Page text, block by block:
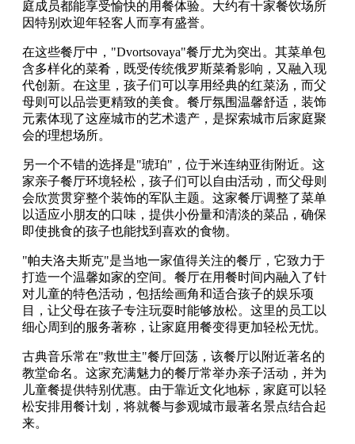
庭成员都能享受愉快的用餐体验。大约有十家餐饮场所
因特别欢迎年轻客人而享有盛誉。
在这些餐厅中，"Dvortsovaya"餐厅尤为突出。其菜单包
含多样化的菜肴，既受传统俄罗斯菜肴影响，又融入现
代创新。在这里，孩子们可以享用经典的红菜汤，而父
母则可以品尝更精致的美食。餐厅氛围温馨舒适，装饰
元素体现了这座城市的艺术遗产，是探索城市后家庭聚
会的理想场所。
另一个不错的选择是"琥珀"，位于米连纳亚街附近。这
家亲子餐厅环境轻松，孩子们可以自由活动，而父母则
会欣赏贯穿整个装饰的军队主题。这家餐厅调整了菜单
以适应小朋友的口味，提供小份量和清淡的菜品，确保
即使挑食的孩子也能找到喜欢的食物。
"帕夫洛夫斯克"是当地一家值得关注的餐厅，它致力于
打造一个温馨如家的空间。餐厅在用餐时间内融入了针
对儿童的特色活动，包括绘画角和适合孩子的娱乐项
目，让父母在孩子专注玩耍时能够放松。这里的员工以
细心周到的服务著称，让家庭用餐变得更加轻松无忧。
古典音乐常在"救世主"餐厅回荡，该餐厅以附近著名的
教堂命名。这家充满魅力的餐厅常举办亲子活动，并为
儿童餐提供特别优惠。由于靠近文化地标，家庭可以轻
松安排用餐计划，将就餐与参观城市最著名景点结合起
来。